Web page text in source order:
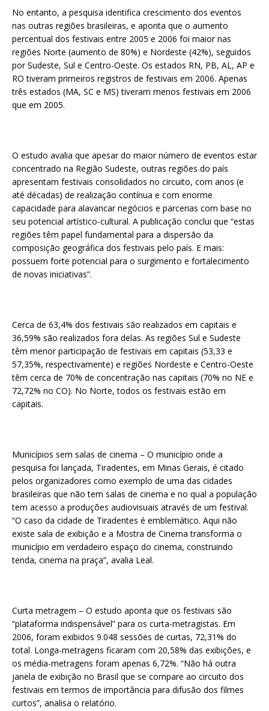
No entanto, a pesquisa identifica crescimento dos eventos
nas outras regiões brasileiras, e aponta que o aumento
percentual dos festivais entre 2005 e 2006 foi maior nas
regiões Norte (aumento de 80%) e Nordeste (42%), seguidos
por Sudeste, Sul e Centro-Oeste. Os estados RN, PB, AL, AP e
RO tiveram primeiros registros de festivais em 2006. Apenas
três estados (MA, SC e MS) tiveram menos festivais em 2006
que em 2005.
O estudo avalia que apesar do maior número de eventos estar
concentrado na Região Sudeste, outras regiões do país
apresentam festivais consolidados no circuito, com anos (e
até décadas) de realização contínua e com enorme
capacidade para alavancar negócios e parcerias com base no
seu potencial artístico-cultural. A publicação conclui que “estas
regiões têm papel fundamental para a dispersão da
composição geográfica dos festivais pelo país. E mais:
possuem forte potencial para o surgimento e fortalecimento
de novas iniciativas”.
Cerca de 63,4% dos festivais são realizados em capitais e
36,59% são realizados fora delas. As regiões Sul e Sudeste
têm menor participação de festivais em capitais (53,33 e
57,35%, respectivamente) e regiões Nordeste e Centro-Oeste
têm cerca de 70% de concentração nas capitais (70% no NE e
72,72% no CO). No Norte, todos os festivais estão em
capitais.
Municípios sem salas de cinema – O município onde a
pesquisa foi lançada, Tiradentes, em Minas Gerais, é citado
pelos organizadores como exemplo de uma das cidades
brasileiras que não tem salas de cinema e no qual a população
tem acesso a produções audiovisuais através de um festival.
“O caso da cidade de Tiradentes é emblemático. Aqui não
existe sala de exibição e a Mostra de Cinema transforma o
município em verdadeiro espaço do cinema, construindo
tenda, cinema na praça”, avalia Leal.
Curta metragem – O estudo aponta que os festivais são
“plataforma indispensável” para os curta-metragistas. Em
2006, foram exibidos 9.048 sessões de curtas, 72,31% do
total. Longa-metragens ficaram com 20,58% das exibições, e
os média-metragens foram apenas 6,72%. “Não há outra
janela de exibição no Brasil que se compare ao circuito dos
festivais em termos de importância para difusão dos filmes
curtos”, analisa o relatório.